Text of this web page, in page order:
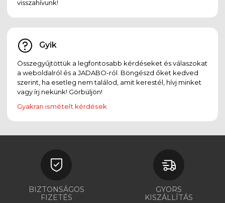
visszahívunk!
Gyik
Összegyűjtöttük a legfontosabb kérdéseket és válaszokat
a weboldalról és a JADABO-ról. Böngészd őket kedved
szerint, ha esetleg nem találod, amit kerestél, hívj minket
vagy írj nekünk! Görbüljön!
Gyakran ismételt kérdések
BIZTONSÁGOS
FIZETÉS
GYORS
KISZÁLLÍTÁS